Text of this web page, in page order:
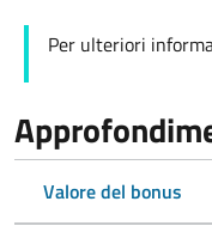
Per ulteriori
Valore del bonus